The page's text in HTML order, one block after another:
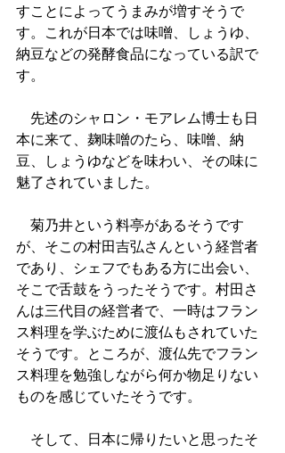
すことによってうまみが増すそうで
す。これが日本では味噌、しょうゆ、
納豆などの発酵食品になっている訳で
す。
先述のシャロン・モアレム博士も日
本に来て、麹味噌のたら、味噌、納
豆、しょうゆなどを味わい、その味に
魅了されていました。
菊乃井という料亭があるそうです
が、そこの村田吉弘さんという経営者
であり、シェフでもある方に出会い、
そこで舌鼓をうったそうです。村田さ
んは三代目の経営者で、一時はフラン
ス料理を学ぶために渡仏もされていた
そうです。ところが、渡仏先でフラン
ス料理を勉強しながら何か物足りない
ものを感じていたそうです。
そして、日本に帰りたいと思ったそ